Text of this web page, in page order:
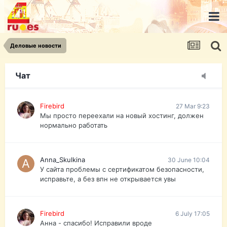
Деловые новости
Чат
urist.dokument@gmail.com
https://pasport-ua.com/
Телеграмм @uristpassua
Firebird
Друзья - из России без VPN сайт и форум
Firebird 27 Mar 9:23
Мы просто переехали на новый хостинг, должен
нормально работать
Anna_Skulkina 30 June 10:04
У сайта проблемы с сертификатом безопасности,
исправьте, а без впн не открывается увы
Firebird 6 July 17:05
Анна - спасибо! Исправили вроде